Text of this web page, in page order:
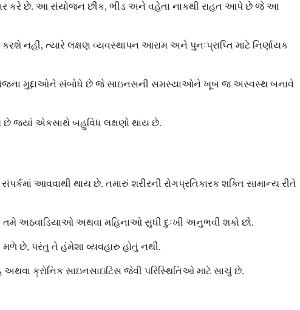
અસર કરે છે. આ સંયોજન છીંક, ભીડ અને વહેતા નાકથી રાહત આપે છે જે આ
નહીં, ત્યારે લક્ષણ વ્યવસ્થાપન આરામ અને પુનઃપ્રાપ્તિ માટે નિર્ણાયક
મુદ્દાઓને સંબોધે છે જે સાઇનસની સમસ્યાઓને ખૂબ જ અસ્વસ્થ બનાવે
છે જ્યાં એકસાથે બહુવિધ લક્ષણો થાય છે.
આવવાથી થાય છે. તમારું શરીરની રોગપ્રતિકારક શક્તિ સામાન્ય રીતે
તમે અઠવાડિયાઓ અથવા મહિનાઓ સુધી દુઃખી અનુભવી શકો છો.
મળે છે, પરંતુ તે હંમેશા વ્યવહારુ હોતું નથી.
ક્રોનિક સાઇનસાઇટિસ જેવી પરિસ્થિતિઓ માટે સાચું છે.